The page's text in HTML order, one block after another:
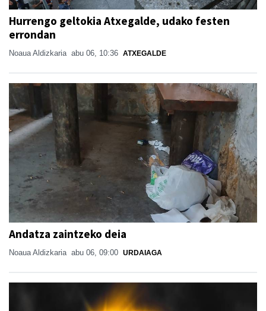
Hurrengo geltokia Atxegalde, udako festen
errondan
Noaua Aldizkaria abu 06, 10:36 ATXEGALDE
Andatza zaintzeko deia
Noaua Aldizkaria abu 06, 09:00 URDAIAGA